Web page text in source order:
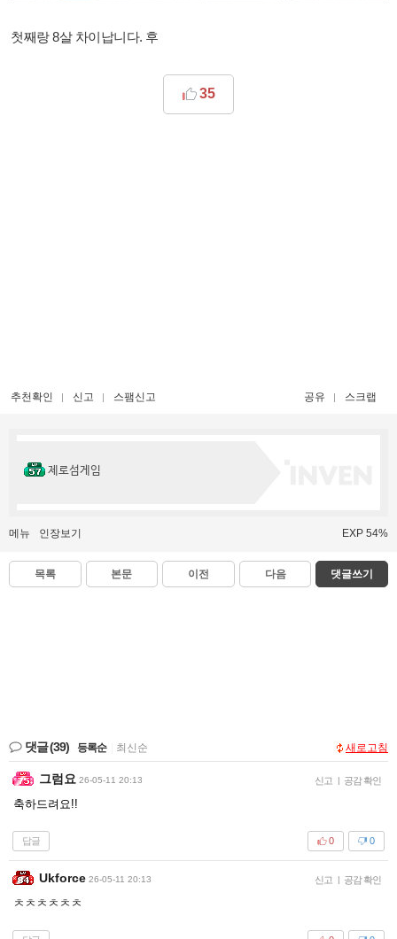
첫째랑 8살 차이납니다. 후
35
추천확인 신고 스팸신고 공유 스크랩
제로섬게임
메뉴 인장보기 EXP 54%
목록 본문 이전 다음 댓글쓰기
댓글(39) 등록순 최신순 새로고침
그럼요 26-05-11 20:13 신고 | 공감 확인
축하드려요!!
답글 0
0
Ukforce 26-05-11 20:13 신고 | 공감 확인
ㅊㅊㅊㅊㅊㅊ